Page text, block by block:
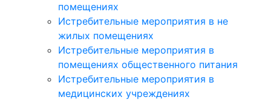
помещениях
Истребительные мероприятия в не
жилых помещениях
Истребительные мероприятия в
помещениях общественного питания
Истребительные мероприятия в
медицинских учреждениях